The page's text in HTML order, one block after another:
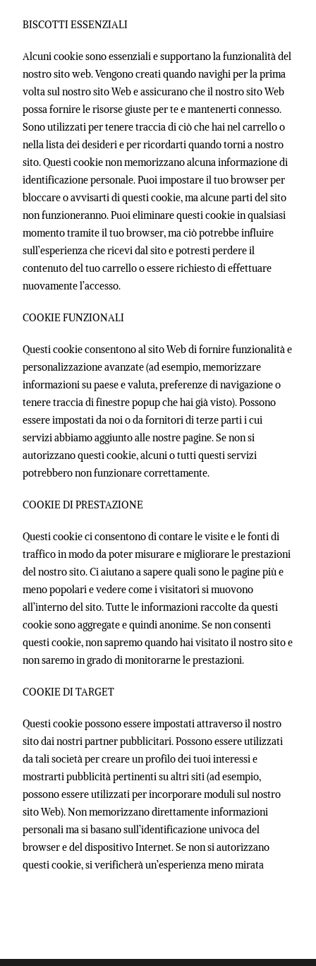
BISCOTTI ESSENZIALI
Alcuni cookie sono essenziali e supportano la funzionalità del
nostro sito web. Vengono creati quando navighi per la prima
volta sul nostro sito Web e assicurano che il nostro sito Web
possa fornire le risorse giuste per te e mantenerti connesso.
Sono utilizzati per tenere traccia di ciò che hai nel carrello o
nella lista dei desideri e per ricordarti quando torni a nostro
sito. Questi cookie non memorizzano alcuna informazione di
identificazione personale. Puoi impostare il tuo browser per
bloccare o avvisarti di questi cookie, ma alcune parti del sito
non funzioneranno. Puoi eliminare questi cookie in qualsiasi
momento tramite il tuo browser, ma ciò potrebbe influire
sull’esperienza che ricevi dal sito e potresti perdere il
contenuto del tuo carrello o essere richiesto di effettuare
nuovamente l’accesso.
COOKIE FUNZIONALI
Questi cookie consentono al sito Web di fornire funzionalità e
personalizzazione avanzate (ad esempio, memorizzare
informazioni su paese e valuta, preferenze di navigazione o
tenere traccia di finestre popup che hai già visto). Possono
essere impostati da noi o da fornitori di terze parti i cui
servizi abbiamo aggiunto alle nostre pagine. Se non si
autorizzano questi cookie, alcuni o tutti questi servizi
potrebbero non funzionare correttamente.
COOKIE DI PRESTAZIONE
Questi cookie ci consentono di contare le visite e le fonti di
traffico in modo da poter misurare e migliorare le prestazioni
del nostro sito. Ci aiutano a sapere quali sono le pagine più e
meno popolari e vedere come i visitatori si muovono
all’interno del sito. Tutte le informazioni raccolte da questi
cookie sono aggregate e quindi anonime. Se non consenti
questi cookie, non sapremo quando hai visitato il nostro sito e
non saremo in grado di monitorarne le prestazioni.
COOKIE DI TARGET
Questi cookie possono essere impostati attraverso il nostro
sito dai nostri partner pubblicitari. Possono essere utilizzati
da tali società per creare un profilo dei tuoi interessi e
mostrarti pubblicità pertinenti su altri siti (ad esempio,
possono essere utilizzati per incorporare moduli sul nostro
sito Web). Non memorizzano direttamente informazioni
personali ma si basano sull’identificazione univoca del
browser e del dispositivo Internet. Se non si autorizzano
questi cookie, si verificherà un’esperienza meno mirata